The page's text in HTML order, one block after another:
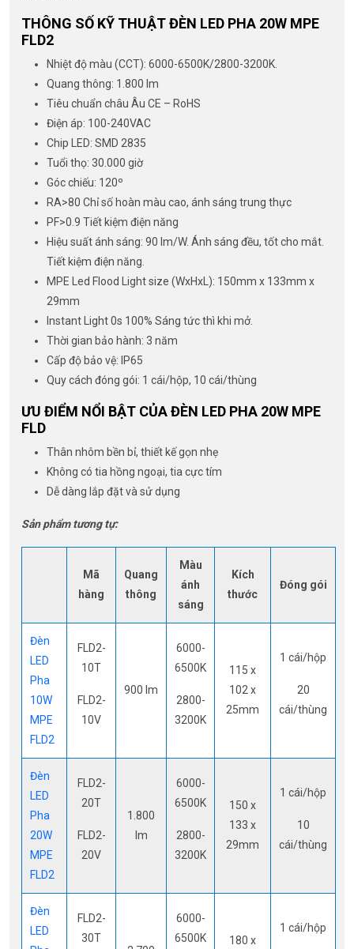
THÔNG SỐ KỸ THUẬT ĐÈN LED PHA 20W MPE
FLD2
Nhiệt độ màu (CCT): 6000-6500K/2800-3200K.
Quang thông: 1.800 lm
Tiêu chuẩn châu Âu CE – RoHS
Điện áp: 100-240VAC
Chip LED: SMD 2835
Tuổi thọ: 30.000 giờ
Góc chiếu: 120º
RA>80 Chỉ số hoàn màu cao, ánh sáng trung thực
PF>0.9 Tiết kiệm điện năng
Hiệu suất ánh sáng: 90 lm/W. Ánh sáng đều, tốt cho mắt.
Tiết kiệm điện năng.
MPE Led Flood Light size (WxHxL): 150mm x 133mm x
29mm
Instant Light 0s 100% Sáng tức thì khi mở.
Thời gian bảo hành: 3 năm
Cấp độ bảo vệ: IP65
Quy cách đóng gói: 1 cái/hộp, 10 cái/thùng
ƯU ĐIỂM NỔI BẬT CỦA ĐÈN LED PHA 20W MPE
FLD
Thân nhôm bền bỉ, thiết kế gọn nhẹ
Không có tia hồng ngoại, tia cực tím
Dễ dàng lắp đặt và sử dụng
Sản phẩm tương tự:
Mã
hàng
Quang
thông
Màu
ánh
sáng
Kích
thước
Đóng gói
Đèn
LED
Pha
10W
MPE
FLD2
FLD2-
10T
FLD2-
10V
900 lm
6000-
6500K
2800-
3200K
115 x
102 x
25mm
1 cái/hộp
20
cái/thùng
Đèn
LED
Pha
20W
MPE
FLD2
FLD2-
20T
FLD2-
20V
1.800
lm
6000-
6500K
2800-
3200K
150 x
133 x
29mm
1 cái/hộp
10
cái/thùng
Đèn
LED
FLD2-
30T
6000-
6500K
180 x
1 cái/hộp